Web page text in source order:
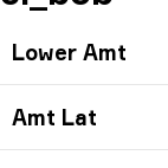
Lower Amt
Amt Lat